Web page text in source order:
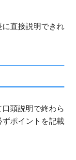
直接説明できれ
頭説明で終わら
ポイントを記載